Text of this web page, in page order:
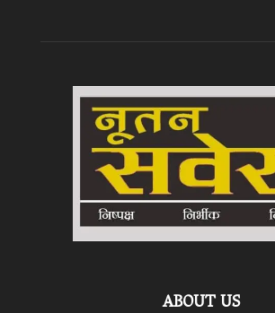
ABOUT US